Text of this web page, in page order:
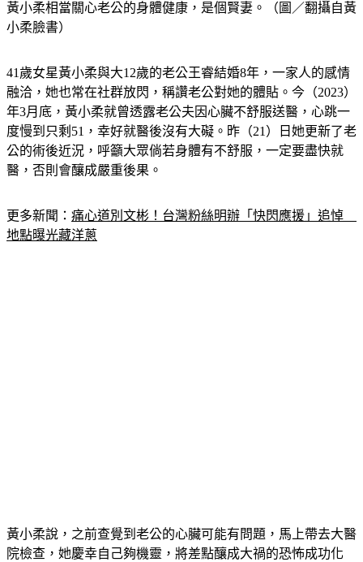
黃小柔相當關心老公的身體健康，是個賢妻。（圖／翻攝自黃
小柔臉書）
41歲女星黃小柔與大12歲的老公王睿結婚8年，一家人的感情
融洽，她也常在社群放閃，稱讚老公對她的體貼。今（2023）
年3月底，黃小柔就曾透露老公夫因心臟不舒服送醫，心跳一
度慢到只剩51，幸好就醫後沒有大礙。昨（21）日她更新了老
公的術後近況，呼籲大眾倘若身體有不舒服，一定要盡快就
醫，否則會釀成嚴重後果。
更多新聞： 痛心道別文彬！台灣粉絲明辦「快閃應援」追悼
地點曝光藏洋蔥
黃小柔說，之前查覺到老公的心臟可能有問題，馬上帶去大醫
院檢查，她慶幸自己夠機靈，將差點釀成大禍的恐怖成功化